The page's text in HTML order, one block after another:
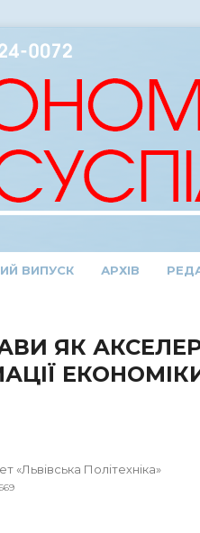
ВИПУСК АРХІВ
ЯК
«Львівська Політехніка»